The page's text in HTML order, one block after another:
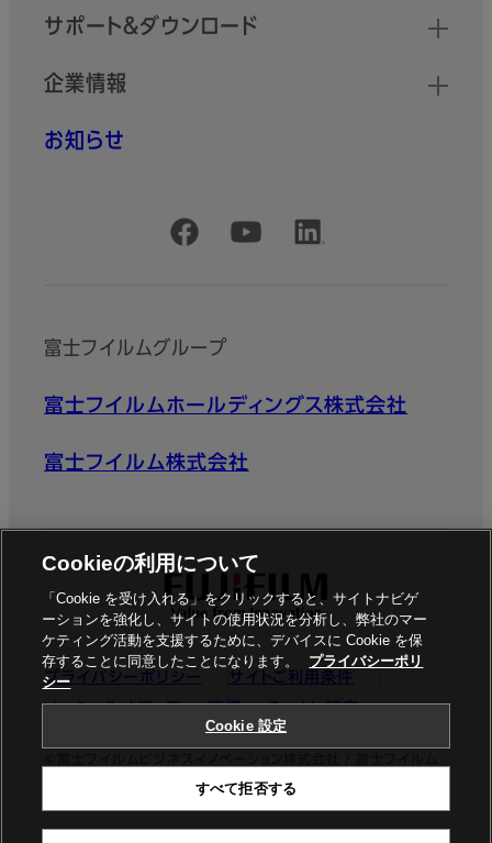
サポート＆ダウンロード
企業情報
お知らせ
公式SNSアカウント
富士フイルムグループ
富士フイルムホールディングス株式会社
富士フイルム株式会社
プライバシーポリシー
サイトご利用条件
ソーシャルメディア
商標 Cookie設定
ビジネスイノベーションジャパン株式会社
Cookieの利用について
「Cookie を受け入れる」をクリックすると、サイトナビゲ
ーションを強化し、サイトの使用状況を分析し、弊社のマー
ケティング活動を支援するために、デバイスに Cookie を保
存することに同意したことになります。
プライバシーポリ
シー
Cookie 設定
すべて拒否する